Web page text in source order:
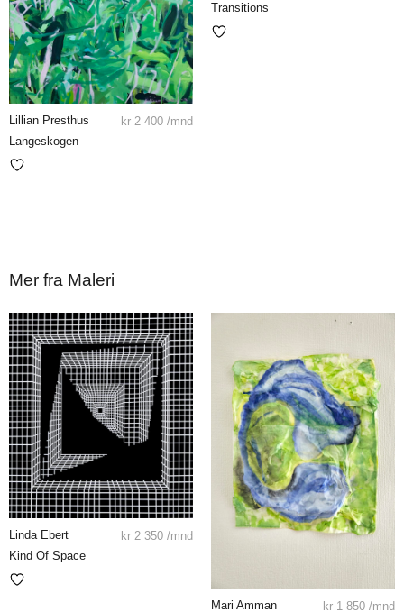
Transitions
Lillian Presthus
Langeskogen
kr 2 400 /mnd
Mer fra Maleri
Linda Ebert
Kind Of Space
kr 2 350 /mnd
Mari Amman kr 1 850 /mnd